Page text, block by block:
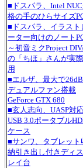
■ドスパラ、Intel
格の手のひらサイズ
■ドスパラ、イラスト
ーター向けのノート
～初音ミクProject
の「ちほ」さんが実
用
■エルザ、最大で
デュアルファン搭載
GeForce GTX 680
■玄人志向、UASP対
USB 3.0ポータブル
ケース
■サンワ、タブレット
納引き出し付きディ
レイ台